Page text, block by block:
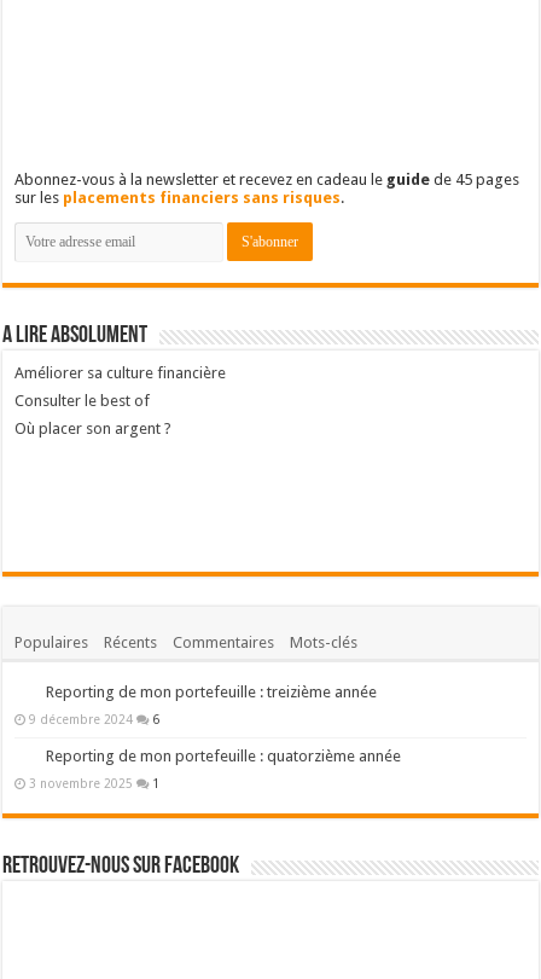
Abonnez-vous à la newsletter et recevez en cadeau le guide de 45 pages
sur les placements financiers sans risques.
A lire absolument
Améliorer sa culture financière
Consulter le best of
Où placer son argent ?
Populaires Récents Commentaires Mots-clés
Reporting de mon portefeuille : treizième année
9 décembre 2024 6
Reporting de mon portefeuille : quatorzième année
3 novembre 2025 1
Retrouvez-nous sur Facebook